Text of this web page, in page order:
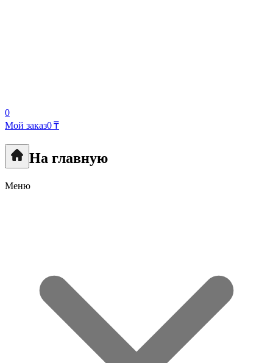
0
Мой заказ0 ₸
На главную
Меню